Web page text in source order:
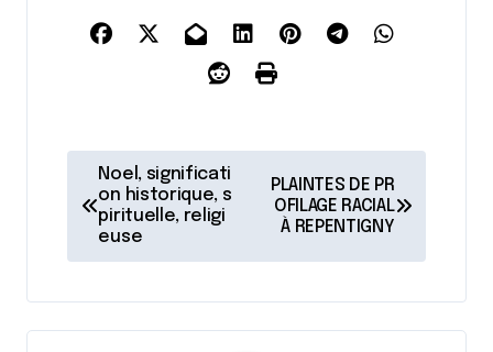
g
Noel, significati
on historique, s
pirituelle, religi
euse
PLAINTES DE PR
OFILAGE RACIAL
À REPENTIGNY